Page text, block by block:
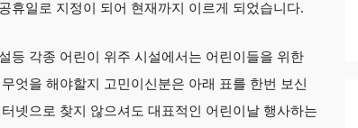
휴일로 지정이 되어 현재까지 이르게 되었습니다.
등 각종 어린이 위주 시설에서는 어린이들을 위한
엇을 해야할지 고민이신분은 아래 표를 한번 보신
넷으로 찾지 않으셔도 대표적인 어린이날 행사하는